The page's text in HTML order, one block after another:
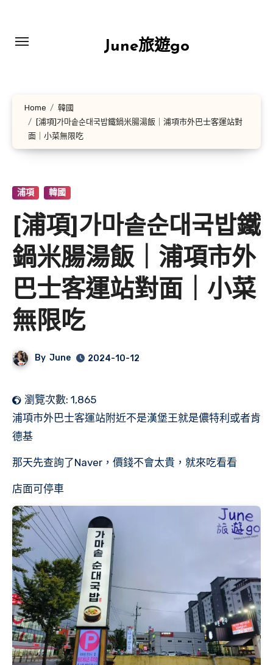
content
June旅遊go
Home
韓國
[浦項]가마솥순대국밥鐵鍋米腸湯飯｜浦項市外巴士客運站對
面｜小菜無限吃
浦項 韓國
[浦項]가마솥순대국밥鐵
鍋米腸湯飯｜浦項市外
巴士客運站對面｜小菜
無限吃
By June 2024-10-12
瀏覽次數: 1,865
浦項市外巴士客運站附近不是漢堡王就是儂特利或者肯
德基
那天先查詢了Naver，價錢不會太貴，就來吃看看
店面可停車